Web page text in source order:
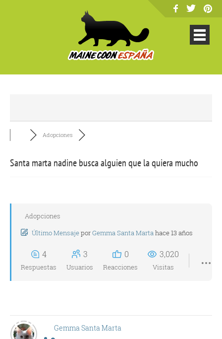
Adopciones
Santa marta nadine busca alguien que la quiera mucho
Adopciones
Último MensajeporGemma Santa Martahace 13 años
4
Respuestas
3
Usuarios
0
Reacciones
3,020
Visitas
Gemma Santa Marta